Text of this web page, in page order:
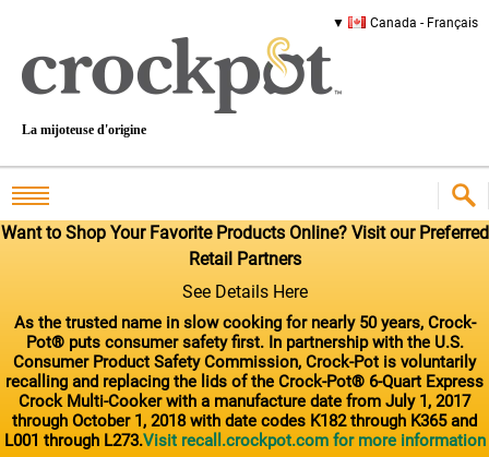
Canada - Français
La mijoteuse d'origine
Want to Shop Your Favorite Products Online? Visit our Preferred
Retail Partners
See Details Here
As the trusted name in slow cooking for nearly 50 years, Crock-
Pot® puts consumer safety first. In partnership with the U.S.
Consumer Product Safety Commission, Crock-Pot is voluntarily
recalling and replacing the lids of the Crock-Pot® 6-Quart Express
Crock Multi-Cooker with a manufacture date from July 1, 2017
through October 1, 2018 with date codes K182 through K365 and
L001 through L273.Visit recall.crockpot.com for more information